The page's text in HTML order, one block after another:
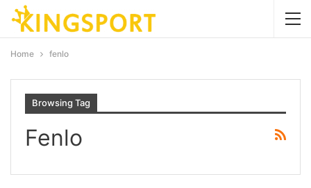
Home fenlo
Browsing Tag
Fenlo